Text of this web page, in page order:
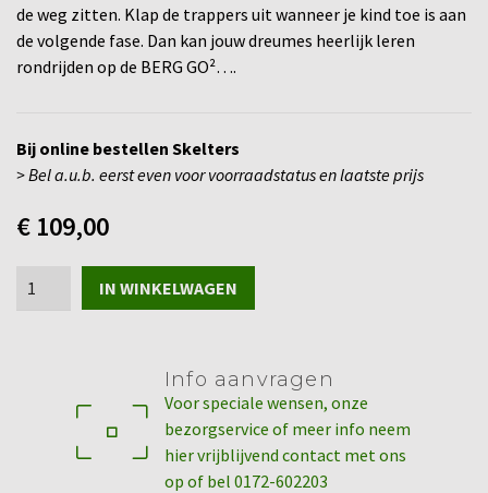
de weg zitten. Klap de trappers uit wanneer je kind toe is aan
de volgende fase. Dan kan jouw dreumes heerlijk leren
rondrijden op de BERG GO²….
Bij online bestellen Skelters
> Bel a.u.b. eerst even voor voorraadstatus en laatste prijs
€ 109,00
BERG
IN WINKELWAGEN
Info aanvragen
Voor speciale wensen, onze
bezorgservice of meer info neem
hier vrijblijvend contact met ons
op of bel 0172-602203